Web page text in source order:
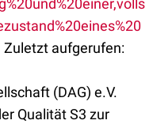
Zuletzt aufgerufen:
(DAG) e.V.
Qualität S3 zur